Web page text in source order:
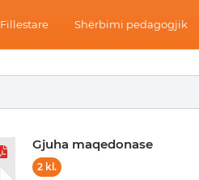
Fillestare Shërbimi pedagogjik
Gjuha maqedonase
2 kl.